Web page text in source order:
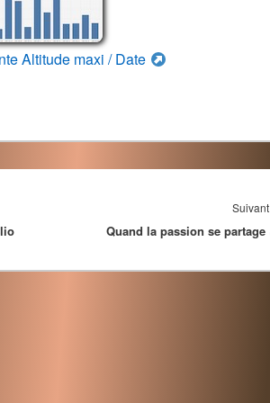
Altitude maxi / Date
Suivant
Quand la passion se partage